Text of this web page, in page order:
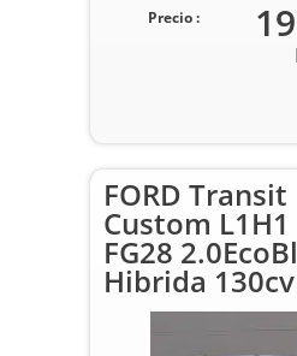
Precio :
FORD Transit
Custom L1H1
FG28
Hibrida 130cv